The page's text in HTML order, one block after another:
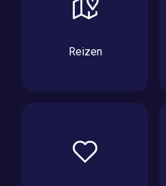
Reizen